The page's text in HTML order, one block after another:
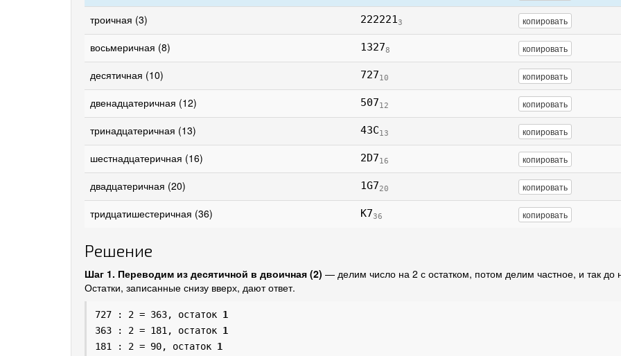
троичная (3) 2222213 копировать
восьмеричная (8) 13278 копировать
десятичная (10) 72710 копировать
двенадцатеричная (12) 50712 копировать
тринадцатеричная (13) 43C13 копировать
шестнадцатеричная (16) 2D716 копировать
двадцатеричная (20) 1G720 копировать
тридцатишестеричная (36) K736 копировать
Решение
Шаг 1. Переводим из десятичной в двоичная (2) — делим число на 2 с остатком, потом делим частное, и так до
Остатки, записанные снизу вверх, дают ответ.
727 : 2 = 363, остаток 1
363 : 2 = 181, остаток 1
181 : 2 = 90, остаток 1